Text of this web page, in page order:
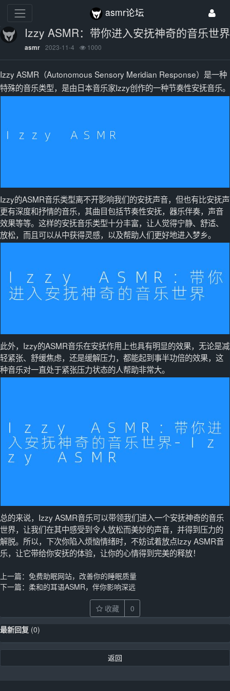
asmr论坛
Izzy ASMR：带你进入安抚神奇的音乐世界
asmr 2023-11-4 1000
Izzy ASMR（Autonomous Sensory Meridian Response）是一种
特殊的音乐类型，是由日本音乐家Izzy创作的一种节奏性安抚音乐。
Izzy的ASMR音乐类型离不开影响我们的安抚声音，但也有比安抚声
更有深度和抒情的音乐，其曲目包括节奏性安抚，器乐伴奏，声音
效果等等。这样的安抚音乐类型十分丰富，让人觉得宁静、舒适、
放松，而且可以从中获得灵感，以及帮助人们更好地进入梦乡。
此外，Izzy的ASMR音乐在安抚作用上也具有明显的效果，无论是减
轻紧张、舒缓焦虑，还是缓解压力，都能起到事半功倍的效果，这
种音乐对一直处于紧张压力状态的人帮助非常大。
总的来说，Izzy ASMR音乐可以带领我们进入一个安抚神奇的音乐
世界，让我们在其中感受到令人放松而美妙的声音，并得到压力的
解脱。所以，下次你陷入烦恼情绪时，不妨试着放点Izzy ASMR音
乐，让它带给你安抚的体验，让你的心情得到完美的释放！
上一篇： 免费助眠网站，改善你的睡眠质量
下一篇： 柔和的耳语ASMR，伴你影响深远
收藏 0
最新回复 (0)
返回